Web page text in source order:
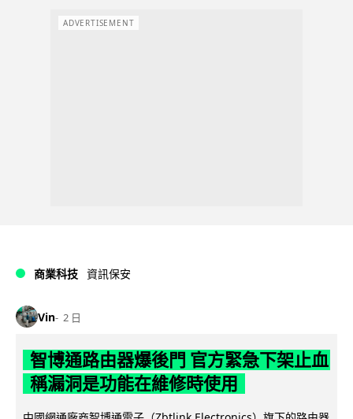
ADVERTISEMENT
商業科技 資訊保安
Vin 2 日
智博通路由器爆後門 官方緊急下架止血
稱漏洞是功能在維修時使用